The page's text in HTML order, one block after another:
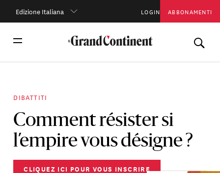
Edizione Italiana LOGIN ABBONAMENTI
DIBATTITI
Comment résister si
l’empire vous désigne ?
CLIQUEZ ICI POUR VOUS INSCRIRE